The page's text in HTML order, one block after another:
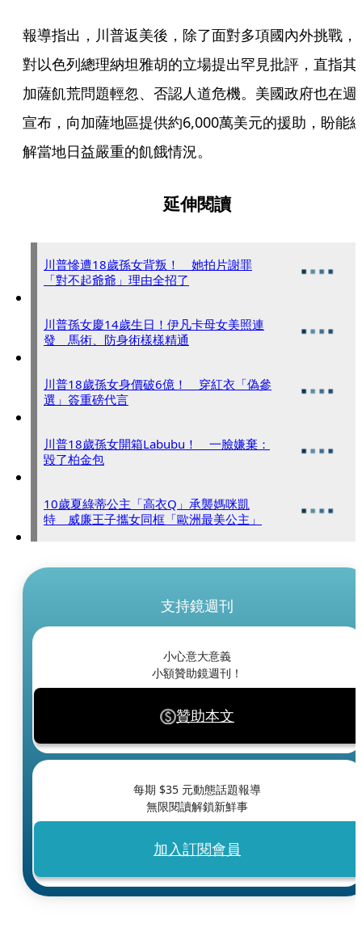
報導指出，川普返美後，除了面對多項國內外挑戰，
對以色列總理納坦雅胡的立場提出罕見批評，直指其
加薩飢荒問題輕忽、否認人道危機。美國政府也在週
宣布，向加薩地區提供約6,000萬美元的援助，盼能
解當地日益嚴重的飢餓情況。
延伸閱讀
川普慘遭18歲孫女背叛！ 她拍片謝罪
「對不起爺爺」理由全招了
川普孫女慶14歲生日！伊凡卡母女美照連
發 馬術、防身術樣樣精通
川普18歲孫女身價破6億！ 穿紅衣「偽參
選」簽重磅代言
川普18歲孫女開箱Labubu！ 一臉嫌棄：
毀了柏金包
10歲夏綠蒂公主「高衣Q」承襲媽咪凱
特 威廉王子攜女同框「歐洲最美公主」
支持鏡週刊
小心意大意義
小額贊助鏡週刊！
贊助本文
每期 $35 元動態話題報導
無限閱讀解鎖新鮮事
加入訂閱會員